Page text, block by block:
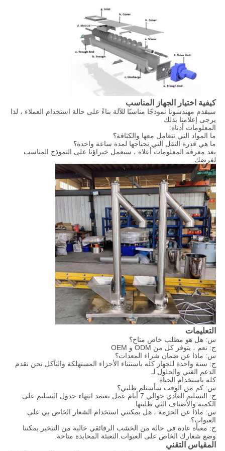
كيفية اختيار الجهاز المناسب
سيقدم مهندسونا نموذجًا مناسبًا للآلة بناءً على حالة استخدام العملاء ، لذا
يرجى إعلامنا بذلك
المعلومات أدناه:
ما المواد التي تتعامل معها والكثافة؟
ما هي قدرة النقل التي تحتاجها لمدة ساعة واحدة؟
بعد معرفة المعلومات أعلاه ، سيعمل خبراؤنا على النموذج المناسب
لغرضك.
التعليمات
س: هل هو مطلب خاص متاح؟
ج: نعم ، يتوفر كل من ODM و OEM
س: ماذا عن ضمان شراء المعدات؟
ج: سنة واحدة للجهاز كله باستثناء الأجزاء المستهلكة والتآكل.نحن نقدم
الدعم الفني والحلول لـ
كله باستخدام الحياة.
س: كم من الوقت سأستلم طلبي؟
ج: التسليم العادي حوالي 7 أيام عمل.يعتمد انتهاء جدول التسليم على
الكمية والأصناف التي طلبتها.
س: ماذا عن الحزمة ، هل يمكنني استخدام الشعار الخاص بي على
العبوات؟
ج: معبأة عادة في حالة من الخشب الرقائقي خالية من التبخير.يمكننا
وضع شعارك الخاص على العبوات.التعبئة المحايدة متاحة.
المقياس التقني